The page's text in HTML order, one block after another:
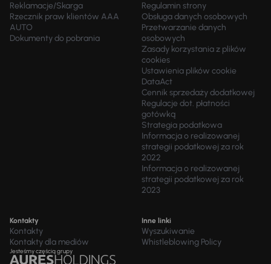
Reklamacje/Skarga
Rzecznik praw klientów AAA
AUTO
Dokumenty do pobrania
Regulamin strony
Obsługa danych osobowych
Przetwarzanie danych
osobowych
Zasady korzystania z plików
cookies
Ustawienia plików cookie
DataAct
Cennik sprzedaży dodatkowej
Regulacje dot. płatności
gotówką
Strategia podatkowa
Informacja o realizowanej
strategii podatkowej za rok
2022
Informacja o realizowanej
strategii podatkowej za rok
2023
Kontakty
Kontakty
Kontakty dla mediów
Inne linki
Wyszukiwanie
Whistleblowing Policy
Jesteśmy częścią grupy